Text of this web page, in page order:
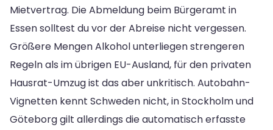
Mietvertrag. Die Abmeldung beim Bürgeramt in
Essen solltest du vor der Abreise nicht vergessen.
Größere Mengen Alkohol unterliegen strengeren
Regeln als im übrigen EU-Ausland, für den privaten
Hausrat-Umzug ist das aber unkritisch. Autobahn-
Vignetten kennt Schweden nicht, in Stockholm und
Göteborg gilt allerdings die automatisch erfasste